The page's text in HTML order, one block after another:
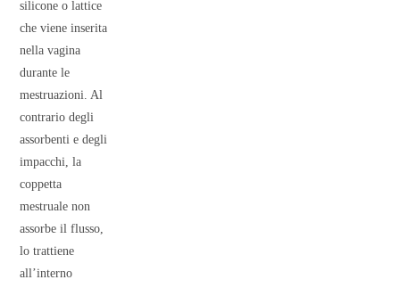
silicone o lattice
che viene inserita
nella vagina
durante le
mestruazioni. Al
contrario degli
assorbenti e degli
impacchi, la
coppetta
mestruale non
assorbe il flusso,
lo trattiene
all’interno